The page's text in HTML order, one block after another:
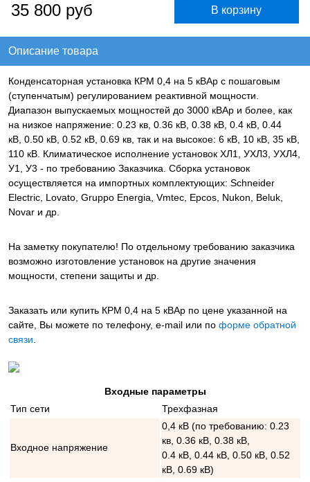
35 800 руб
Описание товара
Конденсаторная установка КРМ 0,4 на 5 кВАр с пошаговым
(ступенчатым) регулированием реактивной мощности.
Диапазон выпускаемых мощностей до 3000 кВАр и более, как
на низкое напряжение: 0.23 кв, 0.36 кВ, 0.38 кВ, 0.4 кВ, 0.44
кВ, 0.50 кВ, 0.52 кВ, 0.69 кв, так и на высокое: 6 кВ, 10 кВ, 35 кВ,
110 кВ. Климатическое исполнение установок ХЛ1, УХЛ3, УХЛ4,
У1, У3 - по требованию Заказчика. Сборка установок
осуществляется на импортных комплектующих: Schneider
Electric, Lovato, Gruppo Energia, Vmtec, Epcos, Nukon, Beluk,
Novar и др.
На заметку покупателю! По отдельному требованию заказчика
возможно изготовление установок на другие значения
мощности, степени защиты и др.
Заказать или купить КРМ 0,4 на 5 кВАр по цене указанной на
сайте, Вы можете по телефону, e-mail или по форме обратной
связи.
Входные параметры
Тип сети
Трехфазная
Входное напряжение
0,4 кВ (по требованию: 0.23
кв, 0.36 кВ, 0.38 кВ,
0.4 кВ, 0.44 кВ, 0.50 кВ, 0.52
кВ, 0.69 кВ)